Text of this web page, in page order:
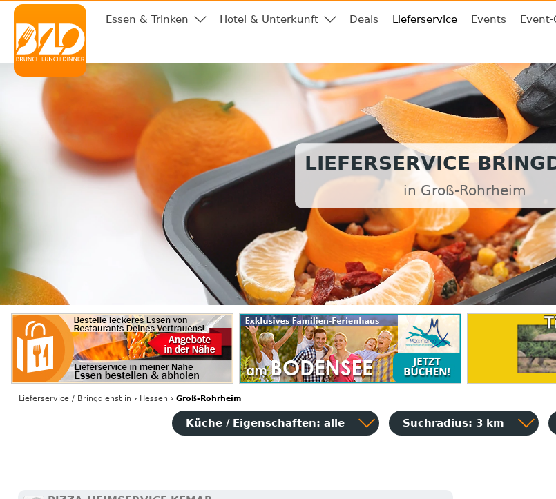
Essen & Trinken Hotel & Unterkunft Deals Lieferservice Events
LIEFERSERVICE
in Groß-Rohrheim
Lieferservice / Bringdienstin › Hessen › Groß-Rohrheim
Küche / Eigenschaften: alle Suchradius: 3 km